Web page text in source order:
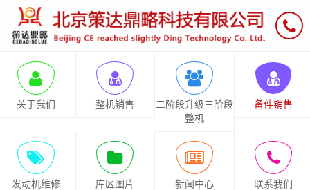
关于我们 整机销售
二阶段升级三阶段
整机
备件销售
发动机维修 库区图片 新闻中心 联系我们